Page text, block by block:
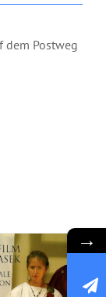
dem Postweg
→